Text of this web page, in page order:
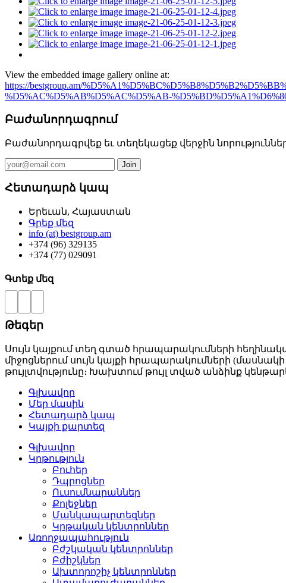
View the embedded image gallery online at:
https://bestgroup.am/
%D5%AC%D5%AB%D5%AC%D5%AB-
Բաժանորդագրում
Բաժանորդագրվեք եւ տեղեկացեք վերջին
Հետադարձ կապ
Երեւան, Հայաստան
Գրեք մեզ
info (at) bestgroup.am
+374 (96) 329135
+374 (77) 029091
Գտեք մեզ
Թեգեր
Սույն կայքում տեղ գտած հրապարակումների
միջոցներում սույն կայքի հրապարակումների
թույլտվությունը։ Խախտում թույլ տված անձինք
Գլխավոր
Մեր մասին
Հետադարձ կապ
Կայքի քարտեզ
Գլխավոր
Կրթություն
Բուհեր­
Դպրոցներ­
Ուսումնարաններ­
Քոլեջներ­
Մանկապարտեզներ­
Կրթական կենտրոններ­
Առողջապահություն
Բժշկական կենտրոններ­
Բժիշկներ­
Ախտորոշիչ կենտրոններ­